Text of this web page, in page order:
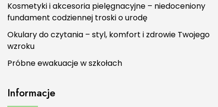
Kosmetyki i akcesoria pielęgnacyjne – niedoceniony
fundament codziennej troski o urodę
Okulary do czytania – styl, komfort i zdrowie Twojego
wzroku
Próbne ewakuacje w szkołach
Informacje